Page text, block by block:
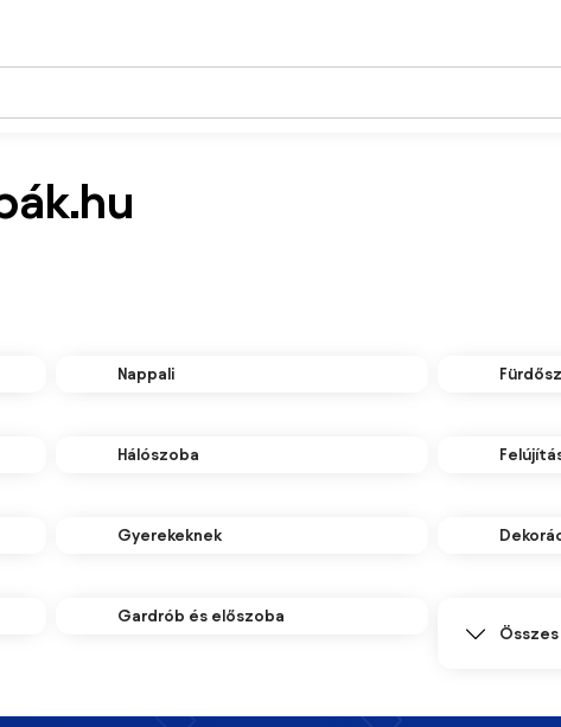
Nappali
Hálószoba
Gyerekeknek
Gardrób és előszoba